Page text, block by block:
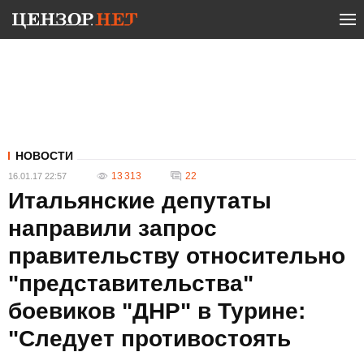
НОВОСТИ
16.01.17 22:57 13 313 22
Итальянские депутаты
направили запрос
правительству относительно
"представительства"
боевиков "ДНР" в Турине:
"Следует противостоять